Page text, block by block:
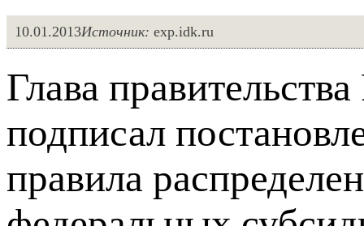
10.01.2013Источник: exp.idk.ru
Глава
подписал
правила